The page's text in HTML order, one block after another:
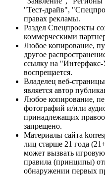
"Тест-драйв",
правах рекламы.
Раздел Спецпроекты
коммерческими
Любое копирование,
другое
ссылку на
воспрещается.
Владелец веб-
является автор
Любое копирование,
фотографий и/или
принадлежащих
запрещено.
Материалы сайта
лиц старше 21 года
может вызвать
правила (принципы)
обнаружении первых